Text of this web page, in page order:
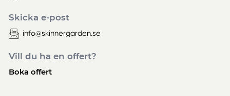
Skicka e-post
info@skinnergarden.se
Vill du ha en offert?
Boka offert